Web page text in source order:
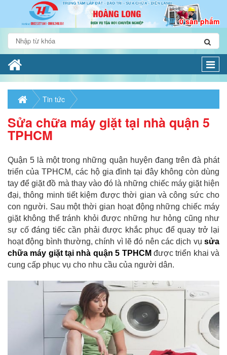
0 sản phẩm
Tin tức
Sửa chữa máy giặt tại nhà quận 5
TPHCM
Quận 5 là một trong những quận huyện đang trên đà phát
triển của TPHCM, các hộ gia đình tại đây không còn dùng
tay để giặt đồ mà thay vào đó là những chiếc máy giặt hiện
đại, thông minh tiết kiệm được thời gian và công sức cho
con người. Sau một thời gian hoạt động những chiếc máy
giặt không thể tránh khỏi được những hư hỏng cũng như
sự cố đáng tiếc cần phải được khắc phục để quay trở lại
hoạt động bình thường, chính vì lẽ đó nên các dịch vụ sửa
chữa máy giặt tại nhà quận 5 TPHCM được triển khai và
cung cấp phục vụ cho nhu cầu của người dân.